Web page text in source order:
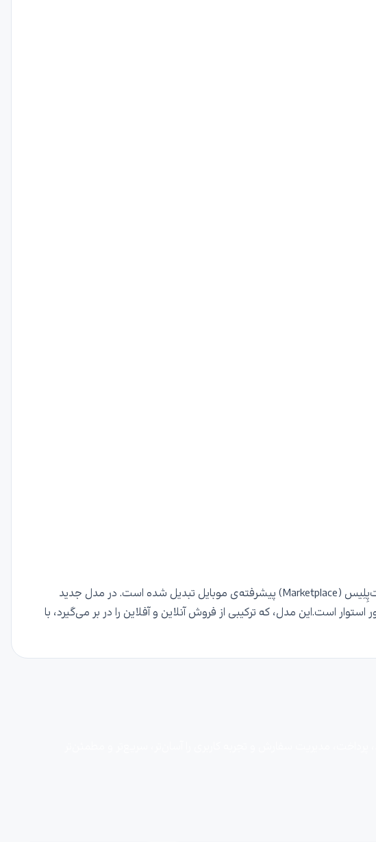
امروز، جی‌اس‌ام، ضمن افتخار به عنوان قدیمی‌ترین مرجع تخصصی موبایل در ایران، قدمی بزرگ‌تر برداشته و به یک مارکت‌پِلِیس (Marketplace) پیشرفته‌ی موبایل تبدیل شده است. در مدل جدید
است.این مدل، که ترکیبی از فروش آنلاین و آفلاین را در بر می‌گیرد، با